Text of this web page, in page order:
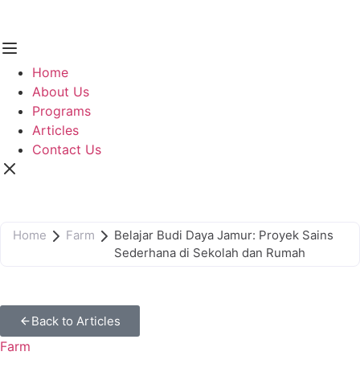
Home
About Us
Programs
Articles
Contact Us
Home Farm
Belajar Budi Daya Jamur: Proyek Sains
Sederhana di Sekolah dan Rumah
Back to Articles
Farm